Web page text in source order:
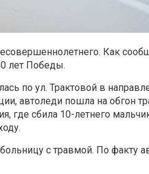
Как
лет Победы.
по ул. Трактовой в
автоледи пошла на обгон
где сбила 10-летнего
с травмой. По факту